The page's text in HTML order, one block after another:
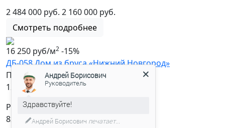
2 484 000 руб. 2 160 000 руб.
Смотреть подробнее
16 250 руб/м2 -15%
ДБ-058 Дом из бруса «Нижний Новгород»
Площадь
123.9 м2
Размер
8х9
Андрей Борисович
Руководитель
Здравствуйте!
Андрей Борисович печатает...